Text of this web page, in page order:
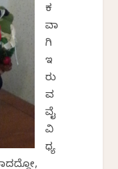
ಕ
ವಾ
ಗಿ
ಇ
ರು
ವ
ವೈ
ವಿ
ಧ್ಯ